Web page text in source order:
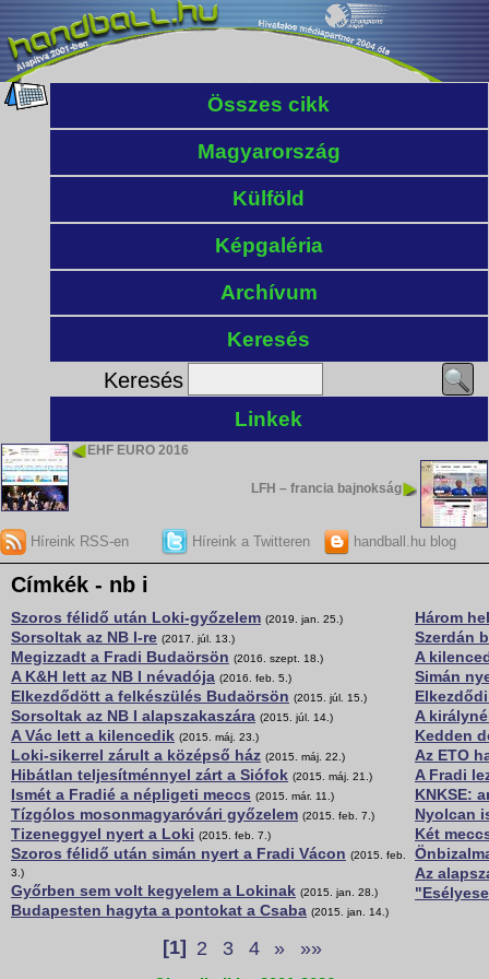
Összes cikk
Magyarország
Külföld
Képgaléria
Archívum
Keresés
Keresés
Linkek
EHF EURO 2016
LFH – francia bajnokság
Híreink RSS-en Híreink a Twitteren handball.hu blog
Címkék - nb i
Szoros félidő után Loki-győzelem (2019. jan. 25.)
Sorsoltak az NB I-re (2017. júl. 13.)
Megizzadt a Fradi Budaörsön (2016. szept. 18.)
A K&H lett az NB I névadója (2016. feb. 5.)
Elkezdődött a felkészülés Budaörsön (2015. júl. 15.)
Sorsoltak az NB I alapszakaszára (2015. júl. 14.)
A Vác lett a kilencedik (2015. máj. 23.)
Loki-sikerrel zárult a középső ház (2015. máj. 22.)
Hibátlan teljesítménnyel zárt a Siófok (2015. máj. 21.)
Ismét a Fradié a népligeti meccs (2015. már. 11.)
Tízgólos mosonmagyaróvári győzelem (2015. feb. 7.)
Tizeneggyel nyert a Loki (2015. feb. 7.)
Szoros félidő után simán nyert a Fradi Vácon (2015. feb.
3.)
Győrben sem volt kegyelem a Lokinak (2015. jan. 28.)
Budapesten hagyta a pontokat a Csaba (2015. jan. 14.)
Három
Szerdán
A
Simán
A
Kedden
Az ETO
A Fradi
KNKSE:
Nyolcan
Két
Az
[1] 2 3 4 » »»